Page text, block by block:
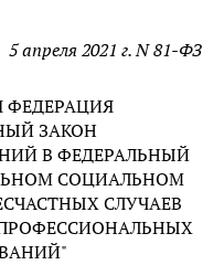
5 апреля 2021 г. N 81-ФЗ
ФЕДЕРАЦИЯ
ЗАКОН
В ФЕДЕРАЛЬНЫЙ
СОЦИАЛЬНОМ
СЛУЧАЕВ